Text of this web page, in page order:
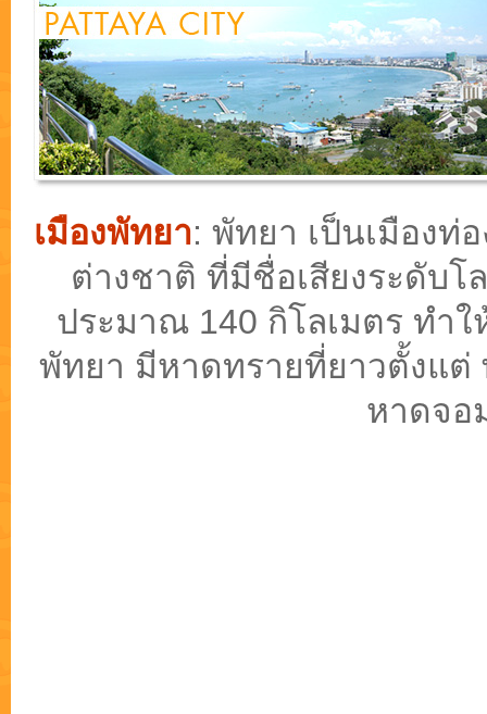
เมืองพัทยา: พัทยา เป็นเมืองท่
ต่างชาติ ที่มีชื่อเสียงระดับโ
ประมาณ 140 กิโลเมตร ทำ
พัทยา มีหาดทรายที่ยาวตั้งแต่
หาดจอ